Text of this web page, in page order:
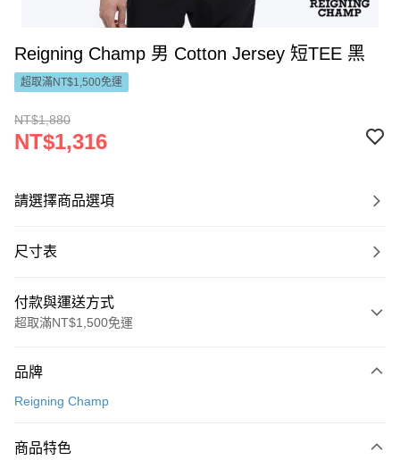
Reigning Champ 男 Cotton Jersey 短TEE 黑
超取滿NT$1,500免運
NT$1,880
NT$1,316
請選擇商品選項
尺寸表
付款與運送方式
超取滿NT$1,500免運
信用卡一次付款
Apple Pay
品牌
Reigning Champ
商品特色